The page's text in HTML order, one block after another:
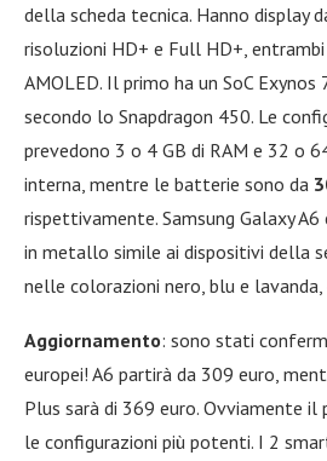
della scheda tecnica. Hanno display
risoluzioni HD+ e Full HD+,
AMOLED. Il primo ha un SoC
secondo lo Snapdragon 450. Le
prevedono 3 o 4 GB di RAM e 32 o
interna, mentre le batterie sono da
rispettivamente. Samsung Galaxy A6
in metallo simile ai dispositivi della
nelle colorazioni nero, blu e lavanda,
Aggiornamento: sono stati
europei! A6 partirà da 309 euro,
Plus sarà di 369 euro. Ovviamente
le configurazioni più potenti. I 2